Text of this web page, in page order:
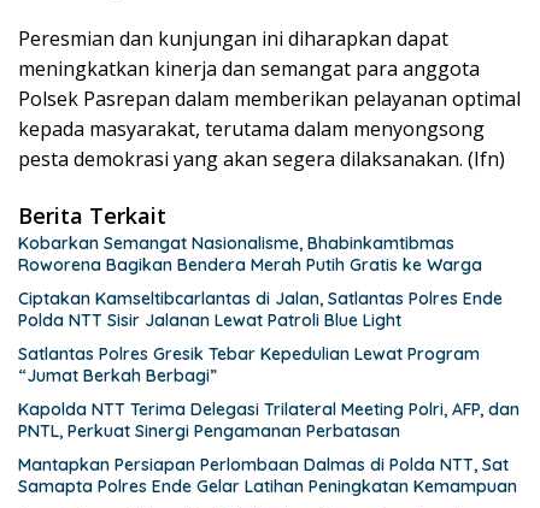
Peresmian dan kunjungan ini diharapkan dapat
meningkatkan kinerja dan semangat para anggota
Polsek Pasrepan dalam memberikan pelayanan optimal
kepada masyarakat, terutama dalam menyongsong
pesta demokrasi yang akan segera dilaksanakan. (Ifn)
Berita Terkait
Kobarkan Semangat Nasionalisme, Bhabinkamtibmas
Roworena Bagikan Bendera Merah Putih Gratis ke Warga
Ciptakan Kamseltibcarlantas di Jalan, Satlantas Polres Ende
Polda NTT Sisir Jalanan Lewat Patroli Blue Light
Satlantas Polres Gresik Tebar Kepedulian Lewat Program
“Jumat Berkah Berbagi”
Kapolda NTT Terima Delegasi Trilateral Meeting Polri, AFP, dan
PNTL, Perkuat Sinergi Pengamanan Perbatasan
Mantapkan Persiapan Perlombaan Dalmas di Polda NTT, Sat
Samapta Polres Ende Gelar Latihan Peningkatan Kemampuan